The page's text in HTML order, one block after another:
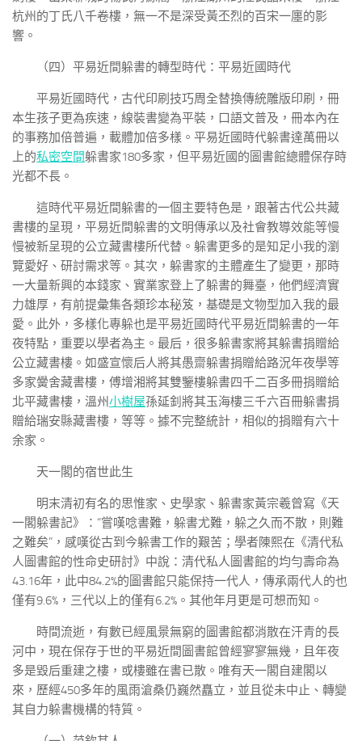
杭州的丁氏八千卷樓，無一不是深受黃丕烈的百宋一廛的影
響。
（四）平易近間躲書的轉型時代：平易近國時代
平易近國時代，古代印刷技巧周全替換傳統雕版印刷，冊
本生孩子更為疾速，線裝書變為平裝，口語文普及，冊本內在
的事務加倍普遍，載體加倍多樣。平易近國時代躲書達萬冊以
上的私密空間躲書家180多家，但平易近國的圖書館總體保存時
光都不長。
這時代平易近間躲書的一個主要特色是，跟著古代公共藏
書樓的呈現，平易近間躲書的文明傳承以及社會教導效能等慢
慢被新呈現的公立藏書樓所代替。躲書更多的是知足小我的瀏
覽愛好、研討需求等。其次，躲書家的主體產生了變更，那時
一大量新興的本錢家、實業家登上了躲書的舞臺，他們經濟實
力雄厚，有前提彙集各類珍本秘笈，基礎是文物型加入我的最
愛。此外，多樣化專躲也是平易近國時代平易近間躲書的一年
夜特點，重要以學者為主。最后，很多躲書家將其躲書捐贈給
公立藏書樓。如盛宣懷后人將其愚齋躲書捐贈給路況年夜學等
多家黌舍藏書樓，傅增湘將其雙鑒樓躲書四千二百多冊捐贈給
北平藏書樓，溫州小樹屋孫延釗將其玉海樓三千六百冊躲書捐
贈給瑞安縣藏書樓，等等。據不完整統計，相似的捐贈有六十
余家。
天一閣的宿世此生
明末清初有名的思惟家、史學家、躲書家黃宗羲曾寫《天
一閣躲書記》：“嘗嘆唸書難，躲書尤難，躲之久而不散，則難
之難矣”，感嘆從古到今躲書工作的艱苦；學者陳熙在《清代私
人圖書館的性命史研討》中說：清代私人圖書館的均勻壽命為
43.16年，此中84.2%的圖書館只能保持一代人，傳承兩代人的也
僅有9.6%，三代以上的僅有6.2%。其他年月更是可想而知。
時間流逝，有數已經風景無窮的圖書館都消散在汗青的長
河中，現在保存于世的平易近間圖書館曾經寥寥無幾，且年夜
多是毀后重建之樓，或樓雖在書已散。唯有天一閣自建閣以
來，歷經450多年的風雨滄桑仍巍然矗立，並且從未中止、轉變
其自力躲書機構的特質。